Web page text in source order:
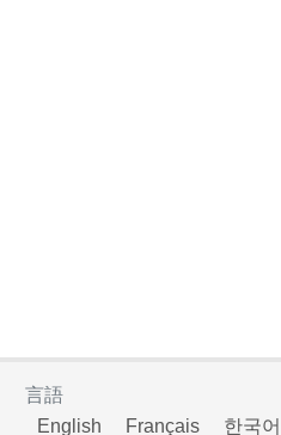
言語
English
Français 한국어